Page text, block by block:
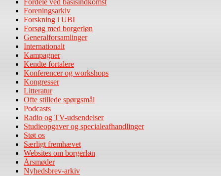
Fordele ved basisindkomst
Foreningsarkiv
Forskning i UBI
Forsøg med borgerløn
Generalforsamlinger
Internationalt
Kampagner
Kendte fortalere
Konferencer og workshops
Kongresser
Litteratur
Ofte stillede spørgsmål
Podcasts
Radio og TV-udsendelser
Studieopgaver og specialeafhandlinger
Støt os
Særligt fremhævet
Websites om borgerløn
Årsmøder
Nyhedsbrev-arkiv